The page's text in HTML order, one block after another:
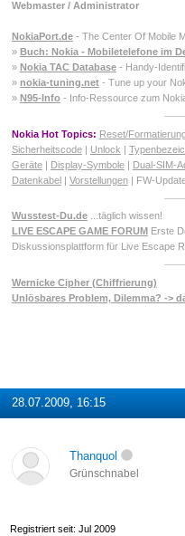
Webmaster / Administrator
NokiaPort.de- The Center Of Mobile
» Buch: Nokia - Mobiletelefone im
» Nokia TAC Database- Handy-
» nokia-tuning.net- Tune up your
» N95-Info - Info-Ressource zum
Nokia Hot Topics: Reset/
Sicherheitscode| Unlock |
Geräte| Display-Symbole| Dual-SIM-
Datenkabel| Vorstellungen| FW-
Wusstest-Du.de...täglich wissen!
LIVE ESCAPE GAME FORUM Erste
Diskussionsplattform für Live Escape
Wernicke Cipher (Chiffrierung)
Unlösbares Problem, Dilemma? ->
28.07.2009, 16:15
Thanquol
Grünschnabel
Registriert seit: Jul 2009